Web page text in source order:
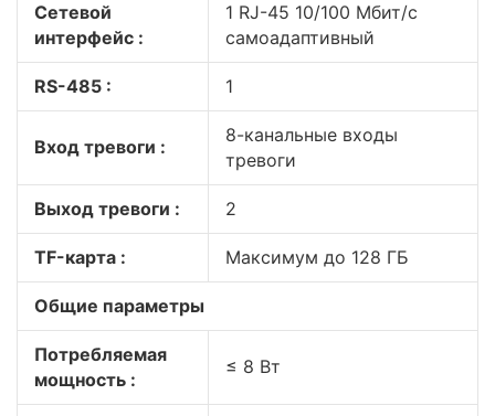
Сетевой
интерфейс :
1 RJ-45 10/100 Мбит/с
самоадаптивный
RS-485 : 1
Вход тревоги :
8-канальные входы
тревоги
Выход тревоги : 2
TF-карта : Максимум до 128 ГБ
Общие параметры
Потребляемая
мощность :
≤ 8 Вт